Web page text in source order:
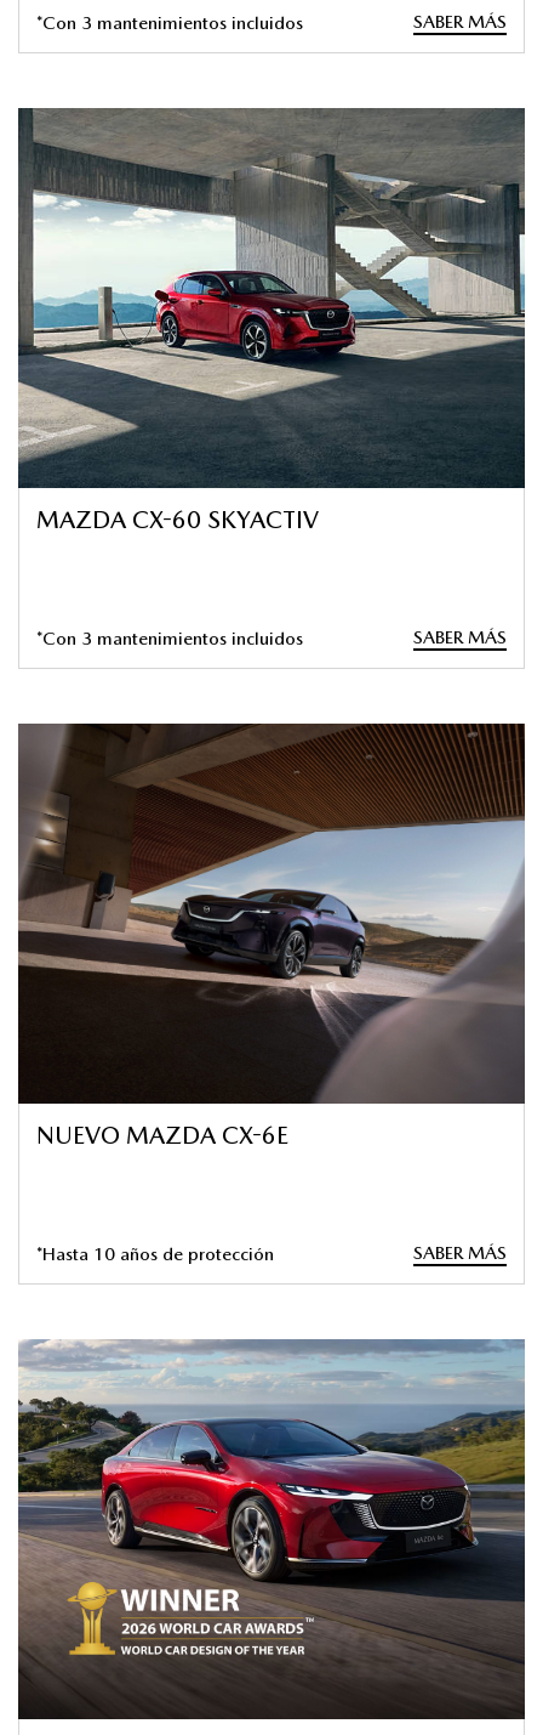
*Con 3 mantenimientos incluidos SABER MÁS
MAZDA CX-60 SKYACTIV
*Con 3 mantenimientos incluidos SABER MÁS
NUEVO MAZDA CX-6E
*Hasta 10 años de protección SABER MÁS